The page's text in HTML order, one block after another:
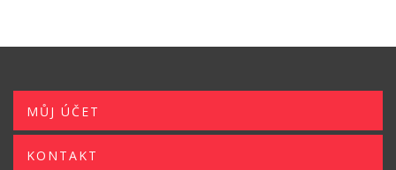
MŮJ ÚČET
KONTAKT